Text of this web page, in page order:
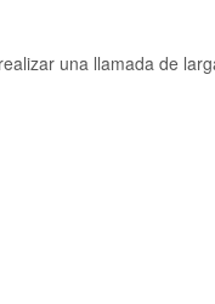
una llamada de